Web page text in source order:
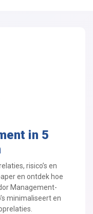
in 5
risico’s en
en ontdek hoe
Management-
minimaliseert en